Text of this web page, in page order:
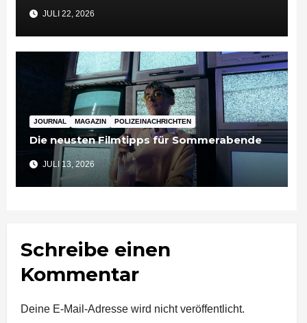
verletzt
JULI 22, 2026
JOURNAL MAGAZIN POLIZEINACHRICHTEN
Die neusten Filmtipps für Sommerabende
JULI 13, 2026
Schreibe einen
Kommentar
Deine E-Mail-Adresse wird nicht veröffentlicht.